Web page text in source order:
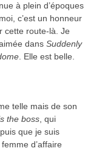
à plein d’époques
c’est un honneur
cette route-là. Je
dans Suddenly
. Elle est belle.
telle mais de son
the boss, qui
que je suis
d’affaire